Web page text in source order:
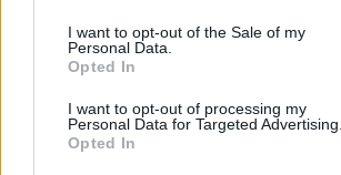
I want to opt-out of the Sale of my
Personal Data.
Opted In
I want to opt-out of processing my
Personal Data for Targeted Advertising.
Opted In